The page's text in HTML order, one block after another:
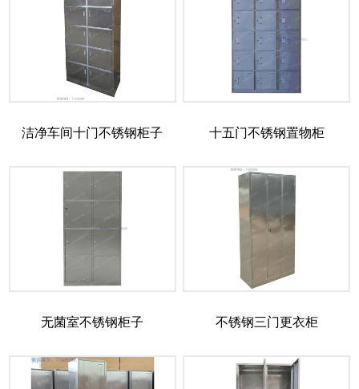
洁净车间十门不锈钢柜子 十五门不锈钢置物柜
无菌室不锈钢柜子 不锈钢三门更衣柜